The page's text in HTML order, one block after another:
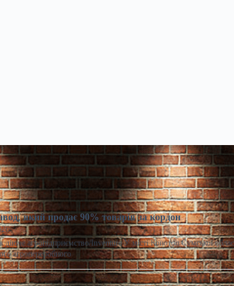
який продає 90% товарів за кордон
агропідприємство/Inventure У місті Конотоп Сумської
агропереробного